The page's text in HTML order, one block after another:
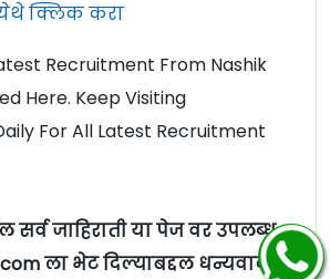
क्लिक करा
Recruitment From Nashik
Here. Keep Visiting
For All Latest Recruitment
सर्व जाहिराती या पेज वर उपलब्ध
ला भेट दिल्याबद्दल धन्यवाद.